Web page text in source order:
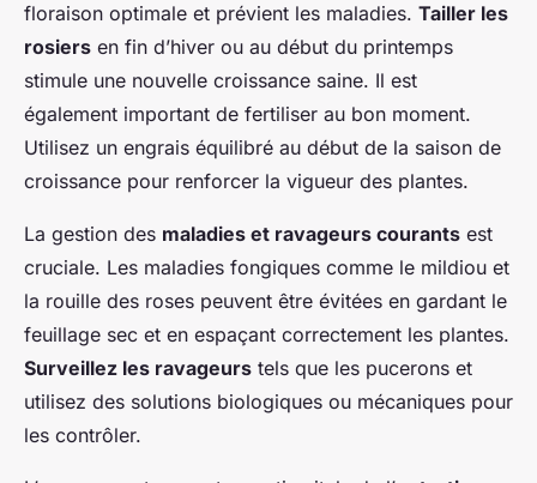
floraison optimale et prévient les maladies. Tailler les
rosiers en fin d’hiver ou au début du printemps
stimule une nouvelle croissance saine. Il est
également important de fertiliser au bon moment.
Utilisez un engrais équilibré au début de la saison de
croissance pour renforcer la vigueur des plantes.
La gestion des maladies et ravageurs courants est
cruciale. Les maladies fongiques comme le mildiou et
la rouille des roses peuvent être évitées en gardant le
feuillage sec et en espaçant correctement les plantes.
Surveillez les ravageurs tels que les pucerons et
utilisez des solutions biologiques ou mécaniques pour
les contrôler.